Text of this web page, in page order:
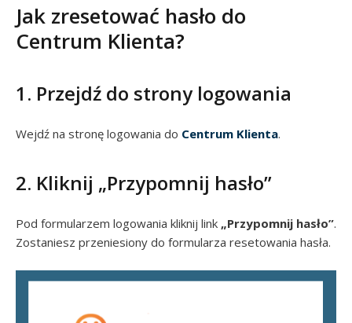
Jak zresetować hasło do
Centrum Klienta?
1. Przejdź do strony logowania
Wejdź na stronę logowania do Centrum Klienta.
2. Kliknij „Przypomnij hasło”
Pod formularzem logowania kliknij link „Przypomnij hasło”.
Zostaniesz przeniesiony do formularza resetowania hasła.